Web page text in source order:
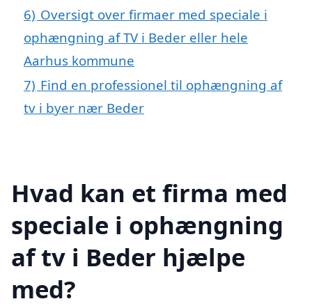
6) Oversigt over firmaer med speciale i
ophængning af TV i Beder eller hele
Aarhus kommune
7) Find en professionel til ophængning af
tv i byer nær Beder
Hvad kan et firma med
speciale i ophængning
af tv i Beder hjælpe
med?